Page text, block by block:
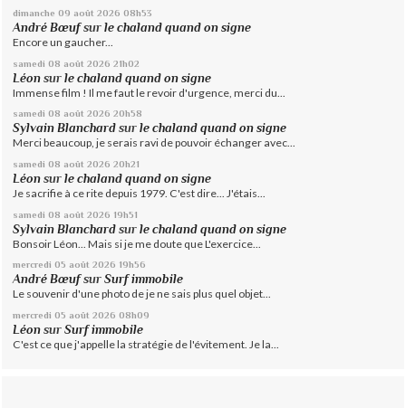
dimanche 09 août 2026 08h53
André Bœufsurle chaland quand on signe
Encore un gaucher...
samedi 08 août 2026 21h02
Léon surle chaland quand on signe
Immense film ! Il me faut le revoir d'urgence, merci du...
samedi 08 août 2026 20h58
Sylvain Blanchard surle chaland quand on signe
Merci beaucoup, je serais ravi de pouvoir échanger avec...
samedi 08 août 2026 20h21
Léon surle chaland quand on signe
Je sacrifie à ce rite depuis 1979. C'est dire... J'étais...
samedi 08 août 2026 19h51
Sylvain Blanchard surle chaland quand on signe
Bonsoir Léon... Mais si je me doute que L'exercice...
mercredi 05 août 2026 19h56
André BœufsurSurf immobile
Le souvenir d'une photo de je ne sais plus quel objet...
mercredi 05 août 2026 08h09
Léon surSurf immobile
C'est ce que j'appelle la stratégie de l'évitement. Je la...